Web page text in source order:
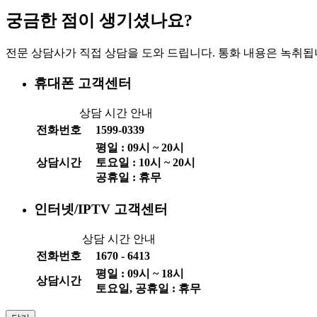
궁금한 점이 생기셨나요?
전문 상담사가 직접 상담을 도와 드립니다. 통화 내용은 녹취됩
휴대폰 고객센터
상담 시간 안내
전화번호
1599-0339
상담시간
평일 : 09시 ~20시
토요일 : 10시 ~20시
공휴일 : 휴무
인터넷/IPTV 고객센터
상담 시간 안내
전화번호
1670 - 6413
상담시간
평일 : 09시 ~ 18시
토요일, 공휴일 : 휴무